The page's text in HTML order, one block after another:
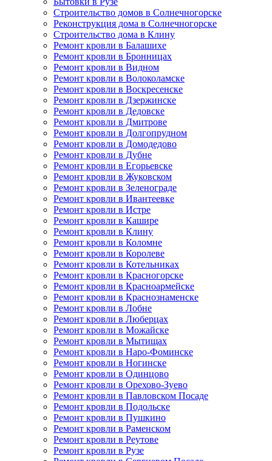
Строительство домов в Солнечногорске
Реконструкция дома в Солнечногорске
Строительство дома в Клину
Ремонт кровли в Балашихе
Ремонт кровли в Бронницах
Ремонт кровли в Видном
Ремонт кровли в Волоколамске
Ремонт кровли в Воскресенске
Ремонт кровли в Дзержинске
Ремонт кровли в Дедовске
Ремонт кровли в Дмитрове
Ремонт кровли в Долгопрудном
Ремонт кровли в Домодедово
Ремонт кровли в Дубне
Ремонт кровли в Егорьевске
Ремонт кровли в Жуковском
Ремонт кровли в Зеленограде
Ремонт кровли в Ивантеевке
Ремонт кровли в Истре
Ремонт кровли в Кашире
Ремонт кровли в Клину
Ремонт кровли в Коломне
Ремонт кровли в Королеве
Ремонт кровли в Котельниках
Ремонт кровли в Красногорске
Ремонт кровли в Красноармейске
Ремонт кровли в Краснознаменске
Ремонт кровли в Лобне
Ремонт кровли в Люберцах
Ремонт кровли в Можайске
Ремонт кровли в Мытищах
Ремонт кровли в Наро-Фоминске
Ремонт кровли в Ногинске
Ремонт кровли в Одинцово
Ремонт кровли в Орехово-Зуево
Ремонт кровли в Павловском Посаде
Ремонт кровли в Подольске
Ремонт кровли в Пушкино
Ремонт кровли в Раменском
Ремонт кровли в Реутове
Ремонт кровли в Рузе